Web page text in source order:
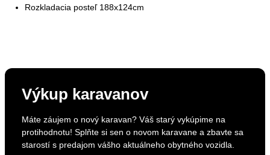
Rozkladacia posteľ 188x124cm
Výkup karavanov
Máte záujem o nový karavan? Váš starý vykúpime na
protihodnotu! Splňte si sen o novom karavane a zbavte sa
starostí s predajom vášho aktuálneho obytného vozidla.